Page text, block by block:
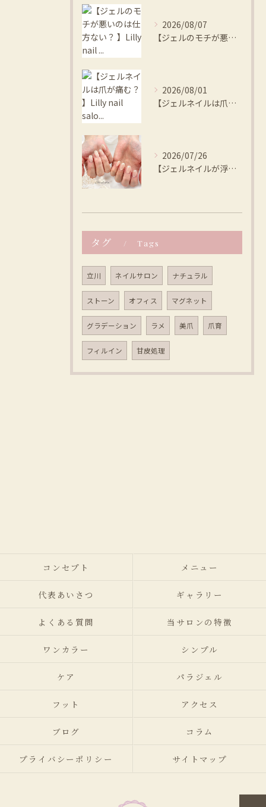
2026/08/07
【ジェルのモチが悪いのは仕方ない？ 】Lilly nail ...
2026/08/01
【ジェルネイルは爪が痛む？ 】Lilly nail salo...
2026/07/26
【ジェルネイルが浮く、本当の原因は？ 】Lilly nail...
タグ Tags
立川 ネイルサロン ナチュラル
ストーン オフィス マグネット
グラデーション ラメ 美爪 爪育
フィルイン 甘皮処理
コンセプト メニュー
代表あいさつ ギャラリー
よくある質問 当サロンの特徴
ワンカラー シンプル
ケア パラジェル
フット アクセス
ブログ コラム
プライバシーポリシー サイトマップ